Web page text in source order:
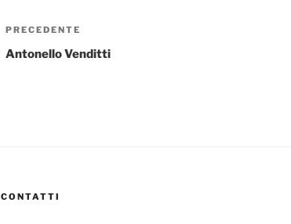
Navigazione
articoli
Articolo
precedente:
PRECEDENTE
Antonello Venditti
CONTATTI